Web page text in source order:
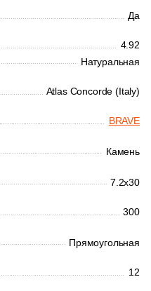
Да
4.92
Натуральная
Atlas Concorde (Italy)
BRAVE
Камень
7.2x30
300
Прямоугольная
12